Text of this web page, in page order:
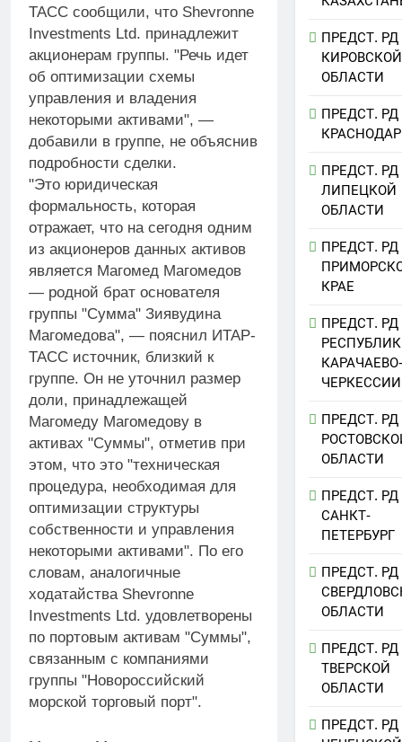
ТАСС сообщили, что Shevronne
Investments Ltd. принадлежит
акционерам группы. "Речь идет
об оптимизации схемы
управления и владения
некоторыми активами", —
добавили в группе, не объяснив
подробности сделки.
"Это юридическая
формальность, которая
отражает, что на сегодня одним
из акционеров данных активов
является Магомед Магомедов
— родной брат основателя
группы "Сумма" Зиявудина
Магомедова", — пояснил ИТАР-
ТАСС источник, близкий к
группе. Он не уточнил размер
доли, принадлежащей
Магомеду Магомедову в
активах "Суммы", отметив при
этом, что это "техническая
процедура, необходимая для
оптимизации структуры
собственности и управления
некоторыми активами". По его
словам, аналогичные
ходатайства Shevronne
Investments Ltd. удовлетворены
по портовым активам "Суммы",
связанным с компаниями
группы "Новороссийский
морской торговый порт".
ПРЕДСТ. РД
КИРОВСКОЙ
ОБЛАСТИ
ПРЕДСТ. РД
ПРЕДСТ. РД
ЛИПЕЦКОЙ
ОБЛАСТИ
ПРЕДСТ. РД
КРАЕ
ПРЕДСТ. РД
КАРАЧАЕВО-
ЧЕРКЕССИИ
ПРЕДСТ. РД
ОБЛАСТИ
ПРЕДСТ. РД
САНКТ-
ПЕТЕРБУРГ
ПРЕДСТ. РД
ОБЛАСТИ
ПРЕДСТ. РД
ТВЕРСКОЙ
ОБЛАСТИ
ПРЕДСТ. РД